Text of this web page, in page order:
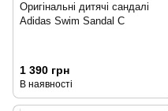
Оригінальні дитячі сандалі
Adidas Swim Sandal C
1 390 грн
В наявності